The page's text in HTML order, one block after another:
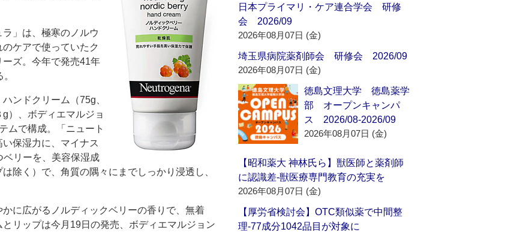
」は、極寒のノルウ
ケアで使っていたク
ズ。今年で発売41年
ンドクリーム（75g、
）、ボディエマルジョ
ムで構成。「ニュート
保湿力に、マイナス
リーを、美容保湿成
除く）で、角質の隅々にまでしっかり浸透し、
に広がるノルディックベリーの香りで、無着
リップは今月19日の発売、ボディエマルジョン
日本プライマリ・ケア連合学会 研修
会 2026/09
2026年08月07日 (金)
埼玉県病院薬剤師会 研修会 2026/09
2026年08月07日 (金)
徳島文理大学 徳島薬学
部 オープンキャンパ
ス 2026/08-2026/09
2026年08月07日 (金)
【昭和薬大 神林氏ら】獣医師と薬剤師
に認識差‐獣医療専門教育の充実を
2026年08月07日 (金)
【厚労省検討会】OTC類似薬で中間整
理‐77成分1042品目が対象に